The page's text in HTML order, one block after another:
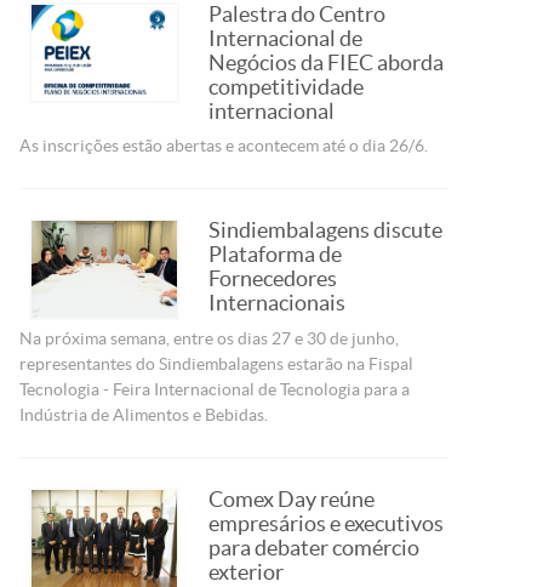
Palestra do Centro
Internacional de
Negócios da FIEC aborda
competitividade
internacional
As inscrições estão abertas e acontecem até o dia 26/6.
Sindiembalagens discute
Plataforma de
Fornecedores
Internacionais
Na próxima semana, entre os dias 27 e 30 de junho,
representantes do Sindiembalagens estarão na Fispal
Tecnologia - Feira Internacional de Tecnologia para a
Indústria de Alimentos e Bebidas.
Comex Day reúne
empresários e executivos
para debater comércio
exterior